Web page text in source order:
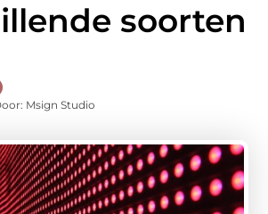
soorten
Msign Studio